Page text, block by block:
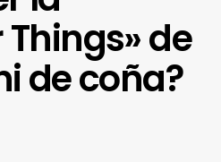
de
de coña?